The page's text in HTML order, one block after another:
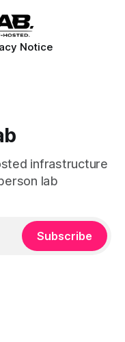
Notice
infrastructure
lab
Subscribe